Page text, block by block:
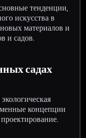
тенденции,
искусства в
материалов и
и садов.
садах
концепции